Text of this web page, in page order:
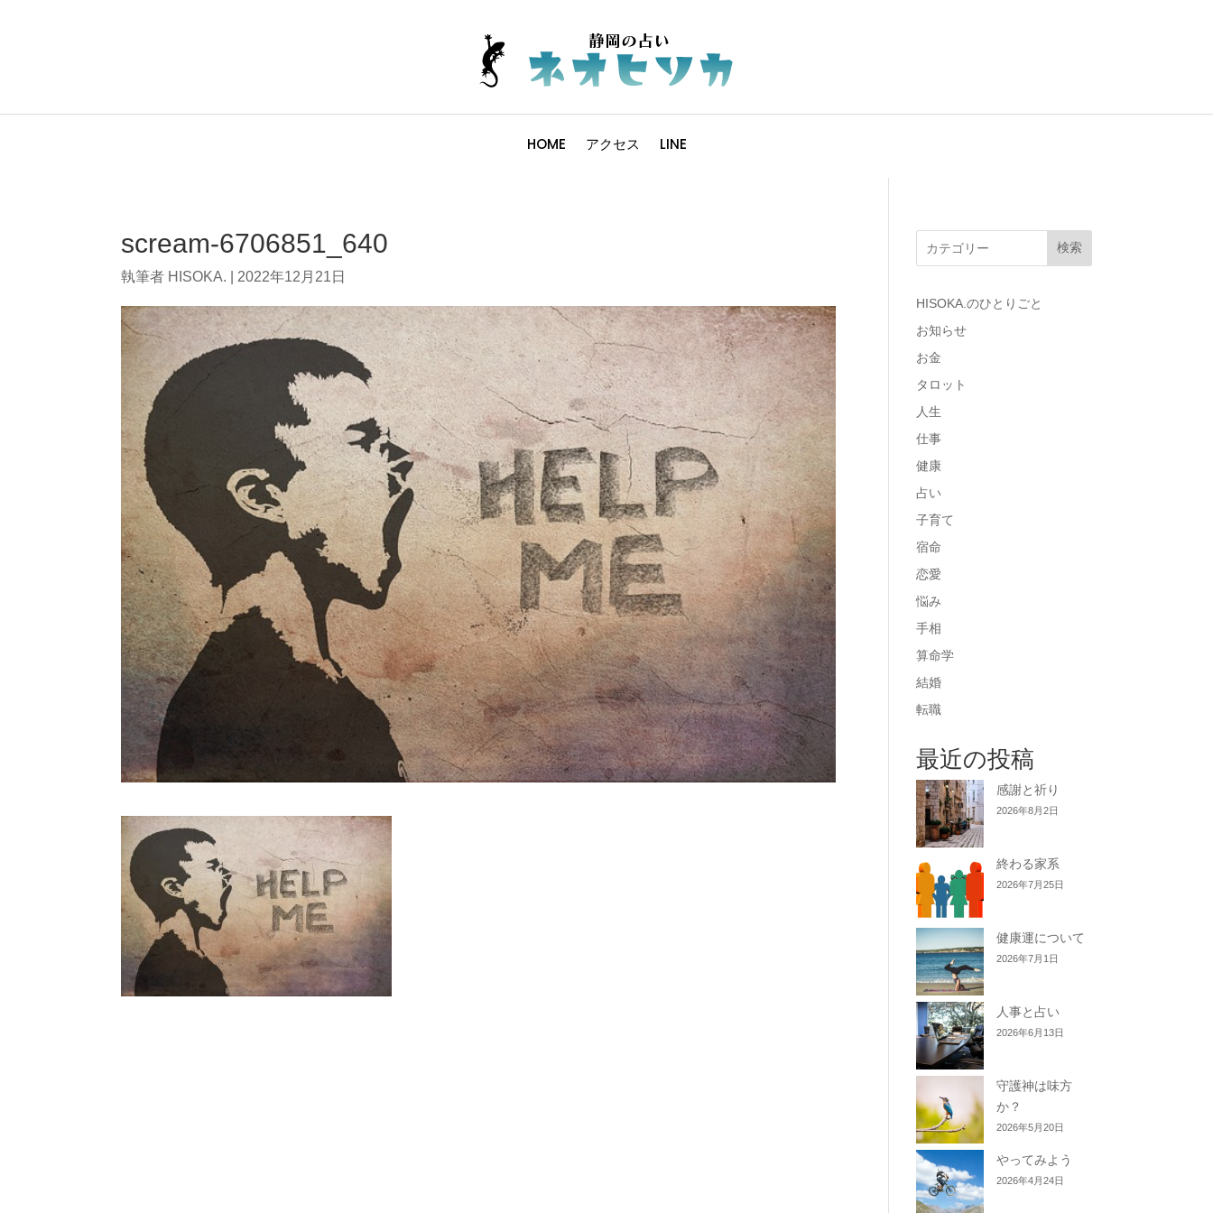
HOME アクセス LINE
scream-6706851_640
執筆者 HISOKA. 2022年12月21日
検索
HISOKA.のひとりごと
お知らせ
お金
タロット
人生
仕事
健康
占い
子育て
宿命
恋愛
悩み
手相
算命学
結婚
転職
最近の投稿
感謝と祈り
2026年8月2日
終わる家系
2026年7月25日
健康運について
2026年7月1日
人事と占い
2026年6月13日
守護神は味方
か？
2026年5月20日
やってみよう
2026年4月24日